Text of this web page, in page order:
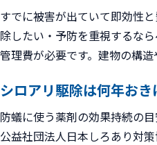
すでに被害が出ていて即効性
除したい・予防を重視するな
管理費が必要です。建物の構
シロアリ駆除は何年おき
防蟻に使う薬剤の効果持続の
公益社団法人日本しろあり対